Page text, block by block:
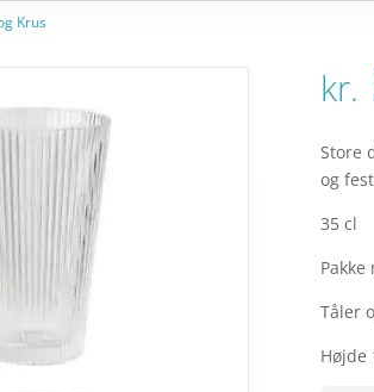
Krus
kr.
Store
og
35 cl
Pakke
Tåler
Højde